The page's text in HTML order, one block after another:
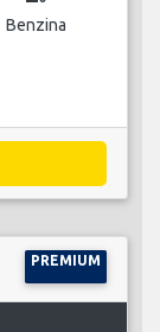
Benzina
PREMIUM